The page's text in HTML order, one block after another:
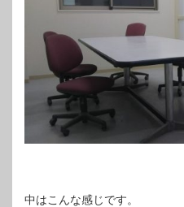
中はこんな感じです。